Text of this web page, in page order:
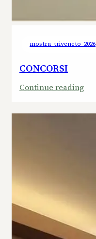
mostra_triveneto_2026
CONCORSI
Continue reading: